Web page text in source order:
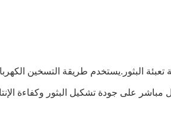
تعبئة البثور.يستخدم طريقة التسخين
على جودة تشكيل البثور وكفاءة